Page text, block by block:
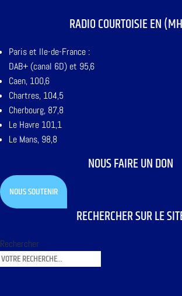
RADIO COURTOISIE EN
Paris et Ile-de-France :
DAB+ (canal 6D) et 95,6
Caen, 100,6
Chartres, 104,5
Cherbourg, 87,8
Le Havre 101,1
Le Mans, 98,8
NOUS FAIRE UN DON
NOUS SOUTENIR
RECHERCHER SUR LE
Rechercher